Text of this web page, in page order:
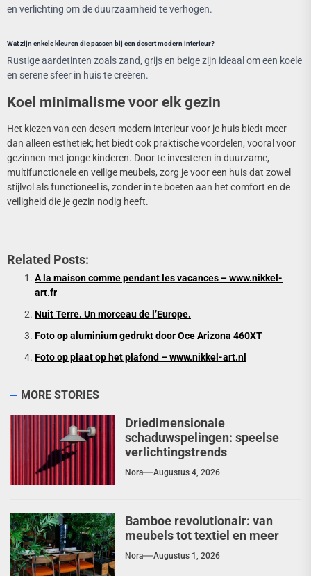
en verlichting om de duurzaamheid te verhogen.
Wat zijn enkele kleuren die passen bij een desert modern interieur?
Rustige aardetinten zoals zand, grijs en beige zijn ideaal om een koele
en serene sfeer in huis te creëren.
Koel minimalisme voor elk gezin
Het kiezen van een desert modern interieur voor je huis biedt meer
dan alleen esthetiek; het biedt ook praktische voordelen, vooral voor
gezinnen met jonge kinderen. Door te investeren in duurzame,
multifunctionele en veilige meubels, zorg je voor een huis dat zowel
stijlvol als functioneel is, zonder in te boeten aan het comfort en de
veiligheid die je gezin nodig heeft.
Related Posts:
A la maison comme pendant les vacances – www.nikkel-
art.fr
Nuit Terre. Un morceau de l’Europe.
Foto op aluminium gedrukt door Oce Arizona 460XT
Foto op plaat op het plafond – www.nikkel-art.nl
MORE STORIES
Driedimensionale
schaduwspelingen: speelse
verlichtingstrends
Nora Augustus 4, 2026
Bamboe revolutionair: van
meubels tot textiel en meer
Nora Augustus 1, 2026